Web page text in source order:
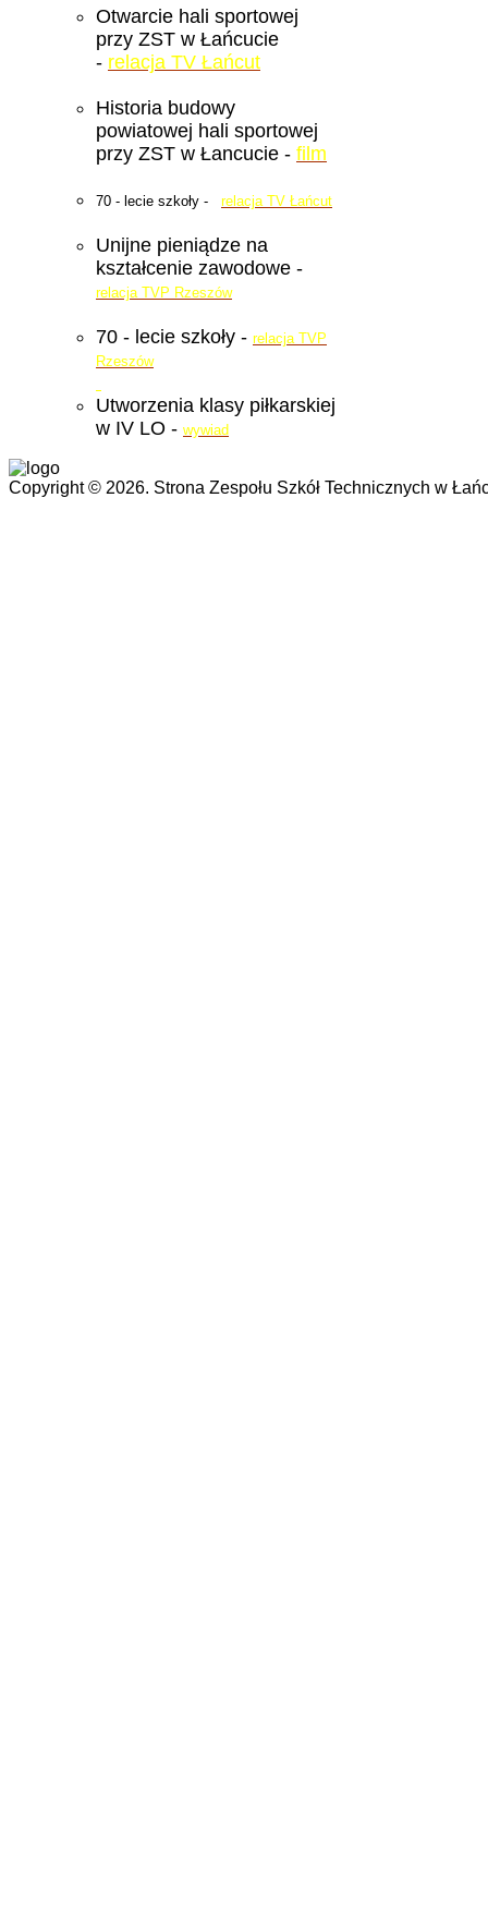
Otwarcie hali sportowej
przy ZST w Łańcucie
- relacja TV Łańcut
Historia budowy
powiatowej hali sportowej
przy ZST w Łancucie - film
70 - lecie szkoły - relacja TV Łańcut
Unijne pieniądze na
kształcenie zawodowe -
relacja TVP Rzeszów
70 - lecie szkoły - relacja TVP
Rzeszów
Utworzenia klasy piłkarskiej
w IV LO - wywiad
Copyright © 2026. Strona Zespołu Szkół Technicznych w